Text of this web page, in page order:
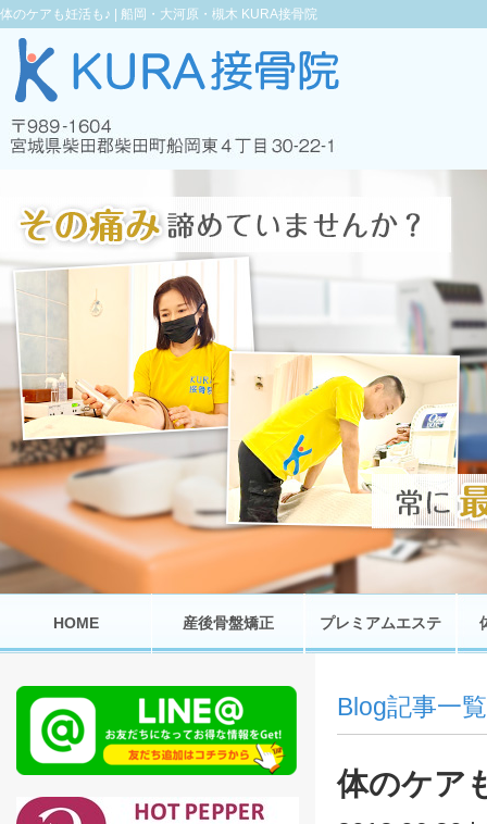
体のケアも妊活も♪ | 船岡・大河原・槻木 KURA接骨院
HOME 産後骨盤矯正 プレミアムエステ
Blog記事一覧
体のケア